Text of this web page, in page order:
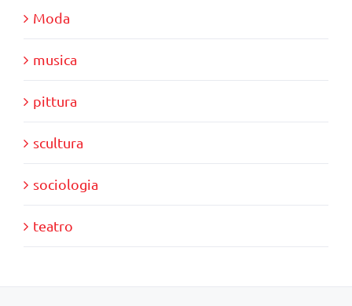
Moda
musica
pittura
scultura
sociologia
teatro